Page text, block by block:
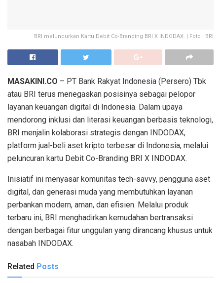
BRI meluncurkan Kartu Debit Co-Branding BRI X INDODAX. | Foto : BRI
MASAKINI.CO – PT Bank Rakyat Indonesia (Persero) Tbk
atau BRI terus menegaskan posisinya sebagai pelopor
layanan keuangan digital di Indonesia. Dalam upaya
mendorong inklusi dan literasi keuangan berbasis teknologi,
BRI menjalin kolaborasi strategis dengan INDODAX,
platform jual-beli aset kripto terbesar di Indonesia, melalui
peluncuran kartu Debit Co-Branding BRI X INDODAX.
Inisiatif ini menyasar komunitas tech-savvy, pengguna aset
digital, dan generasi muda yang membutuhkan layanan
perbankan modern, aman, dan efisien. Melalui produk
terbaru ini, BRI menghadirkan kemudahan bertransaksi
dengan berbagai fitur unggulan yang dirancang khusus untuk
nasabah INDODAX.
Related Posts